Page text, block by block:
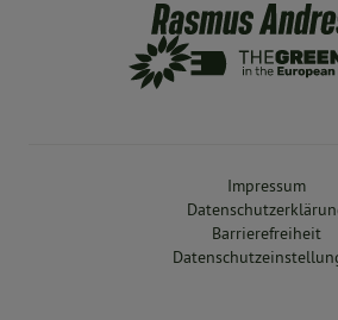
Impressum
Barrierefreiheit